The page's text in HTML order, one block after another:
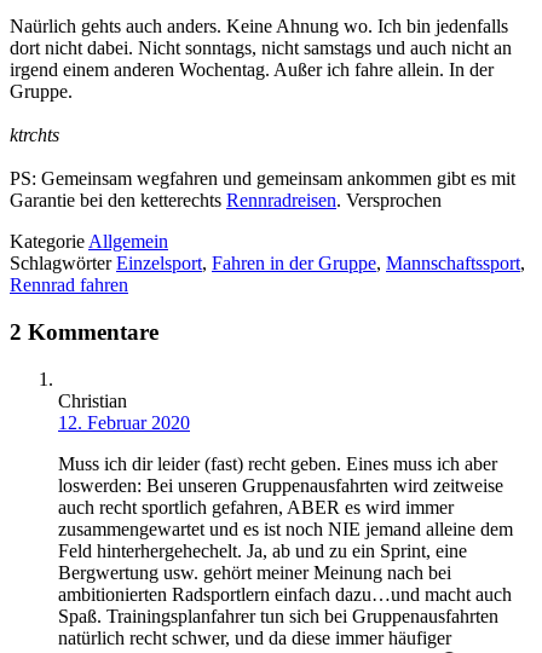
Naürlich gehts auch anders. Keine Ahnung wo. Ich bin jedenfalls
dort nicht dabei. Nicht sonntags, nicht samstags und auch nicht an
irgend einem anderen Wochentag. Außer ich fahre allein. In der
Gruppe.
ktrchts
PS: Gemeinsam wegfahren und gemeinsam ankommen gibt es mit
Garantie bei den ketterechts Rennradreisen. Versprochen
Kategorie Allgemein
SchlagwörterEinzelsport, Fahren in der Gruppe, Mannschaftssport,
Rennrad fahren
2 Kommentare
Christian
12. Februar 2020
Muss ich dir leider (fast) recht geben. Eines muss ich aber
loswerden: Bei unseren Gruppenausfahrten wird zeitweise
auch recht sportlich gefahren, ABER es wird immer
zusammengewartet und es ist noch NIE jemand alleine dem
Feld hinterhergehechelt. Ja, ab und zu ein Sprint, eine
Bergwertung usw. gehört meiner Meinung nach bei
ambitionierten Radsportlern einfach dazu…und macht auch
Spaß. Trainingsplanfahrer tun sich bei Gruppenausfahrten
natürlich recht schwer, und da diese immer häufiger